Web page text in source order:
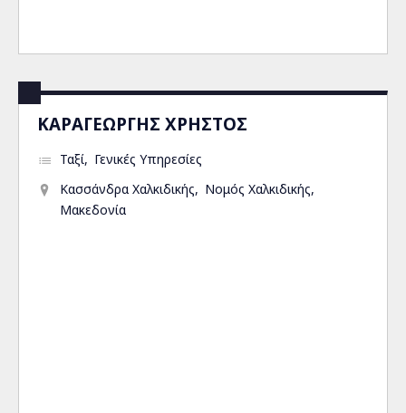
ΚΑΡΑΓΕΩΡΓΗΣ ΧΡΗΣΤΟΣ
Ταξί
Γενικές Υπηρεσίες
Κασσάνδρα Χαλκιδικής
Νομός Χαλκιδικής
Μακεδονία